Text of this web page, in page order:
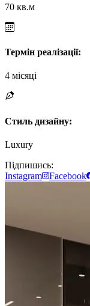
70 кв.м
Термін реалізації:
4 місяці
Стиль дизайну:
Luxury
Підпишись:
Instagram
Facebook